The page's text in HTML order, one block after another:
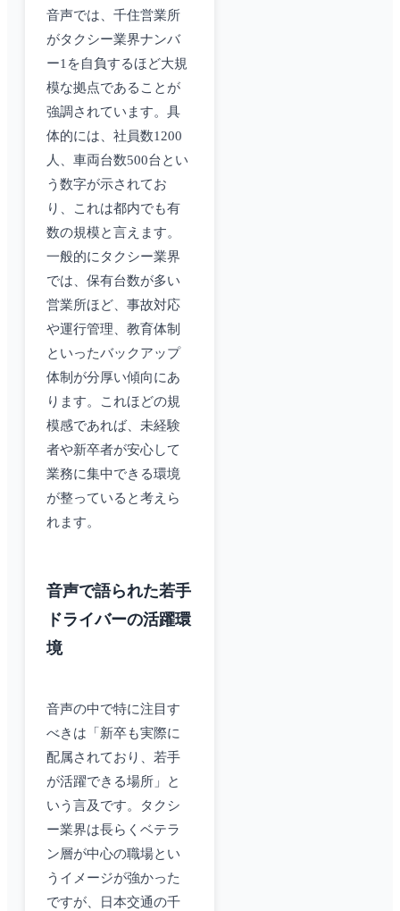
音声では、千住営業所
がタクシー業界ナンバ
ー1を自負するほど大規
模な拠点であることが
強調されています。具
体的には、社員数1200
人、車両台数500台とい
う数字が示されてお
り、これは都内でも有
数の規模と言えます。
一般的にタクシー業界
では、保有台数が多い
営業所ほど、事故対応
や運行管理、教育体制
といったバックアップ
体制が分厚い傾向にあ
ります。これほどの規
模感であれば、未経験
者や新卒者が安心して
業務に集中できる環境
が整っていると考えら
れます。
音声で語られた若手
ドライバーの活躍環
境
音声の中で特に注目す
べきは「新卒も実際に
配属されており、若手
が活躍できる場所」と
いう言及です。タクシ
ー業界は長らくベテラ
ン層が中心の職場とい
うイメージが強かった
ですが、日本交通の千